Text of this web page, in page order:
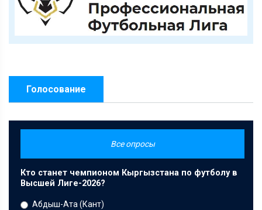
Голосование
Все опросы
Кто станет чемпионом Кыргызстана по футболу в
Высшей Лиге-2026?
Абдыш-Ата (Кант)